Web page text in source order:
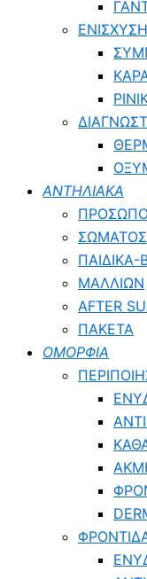
ΑΝΤΗΛΙΑΚΑ
ΣΩΜΑΤΟΣ
ΠΑΙΔΙΚΑ-
ΜΑΛΛΙΩΝ
AFTER
ΠΑΚΕΤΑ
ΟΜΟΡΦΙΑ